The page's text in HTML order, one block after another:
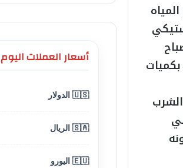
بكميات
أسعار العملات اليوم
🇺🇸 الدولار
🇸🇦 الريال
🇪🇺 اليورو